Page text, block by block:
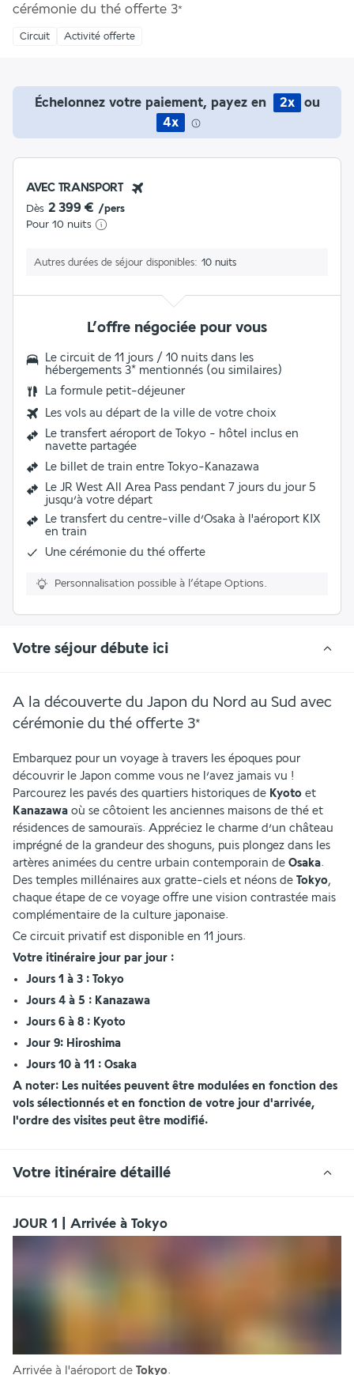
cérémonie du thé offerte 3*
Circuit Activité offerte
Échelonnez votre paiement, payez en 2x
ou
4x
AVEC TRANSPORT
Dès 2 399 € /pers
Pour 10 nuits
Autres durées de séjour disponibles 10 nuits
L’offre négociée pour vous
Le circuit de 11 jours / 10 nuits dans les
hébergements 3* mentionnés (ou similaires)
La formule petit-déjeuner
Les vols au départ de la ville de votre choix
Le transfert aéroport de Tokyo - hôtel inclus en
navette partagée
Le billet de train entre Tokyo-Kanazawa
Le JR West All Area Pass pendant 7 jours du jour 5
jusqu’à votre départ
Le transfert du centre-ville d’Osaka à l'aéroport KIX
en train
Une cérémonie du thé offerte
Personnalisation possible à l’étape Options.
Votre séjour débute ici
A la découverte du Japon du Nord au Sud avec
cérémonie du thé offerte 3*
Embarquez pour un voyage à travers les époques pour
découvrir le Japon comme vous ne l’avez jamais vu !
Parcourez les pavés des quartiers historiques de Kyoto
Kanazawa où se côtoient les anciennes maisons de thé et
résidences de samouraïs. Appréciez le charme d’un château
imprégné de la grandeur des shoguns, puis plongez dans les
artères animées du centre urbain contemporain de Osaka.
Des temples millénaires aux gratte-ciels et néons de Tokyo,
chaque étape de ce voyage offre une vision contrastée mais
complémentaire de la culture japonaise.
Ce circuit privatif est disponible en 11 jours.
Votre itinéraire jour par jour :
Jours 1 à 3 : Tokyo
Jours 4 à 5 : Kanazawa
Jours 6 à 8 : Kyoto
Jour 9: Hiroshima
Jours 10 à 11 : Osaka
A noter: Les nuitées peuvent être modulées en fonction des
vols sélectionnés et en fonction de votre jour d'arrivée,
l'ordre des visites peut être modifié.
Votre itinéraire détaillé
JOUR 1 | Arrivée à Tokyo
Arrivée à l'aéroport de Tokyo.